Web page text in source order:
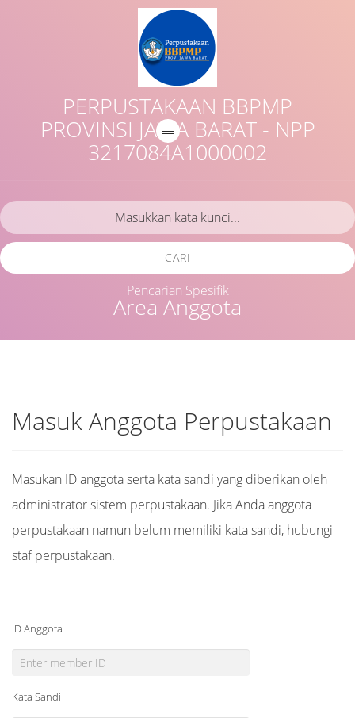
PERPUSTAKAAN BBPMP
PROVINSI JAWA BARAT - NPP
3217084A1000002
Area Anggota
CARI
Pencarian Spesifik
Masuk Anggota Perpustakaan
Masukan ID anggota serta kata sandi yang diberikan oleh
administrator sistem perpustakaan. Jika Anda anggota
perpustakaan namun belum memiliki kata sandi, hubungi
staf perpustakaan.
ID Anggota
Kata Sandi